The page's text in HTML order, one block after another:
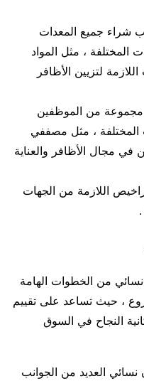
شراء جميع المعدات
المختلفة ، مثل المواد
لتزيين الأظافر
من الموظفين
المختلفة ، مثل مصففي
مجال الأظافر والعناية
اللازمة من الجهات
من الخطوات الهامة
، حيث تساعد على تقييم
النجاح في السوق
العديد من الجوانب